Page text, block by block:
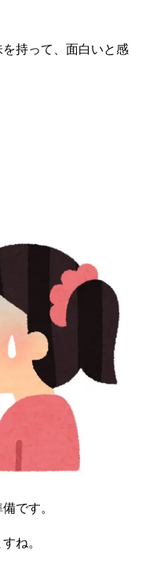
持って、面白いと感
です。
ね。